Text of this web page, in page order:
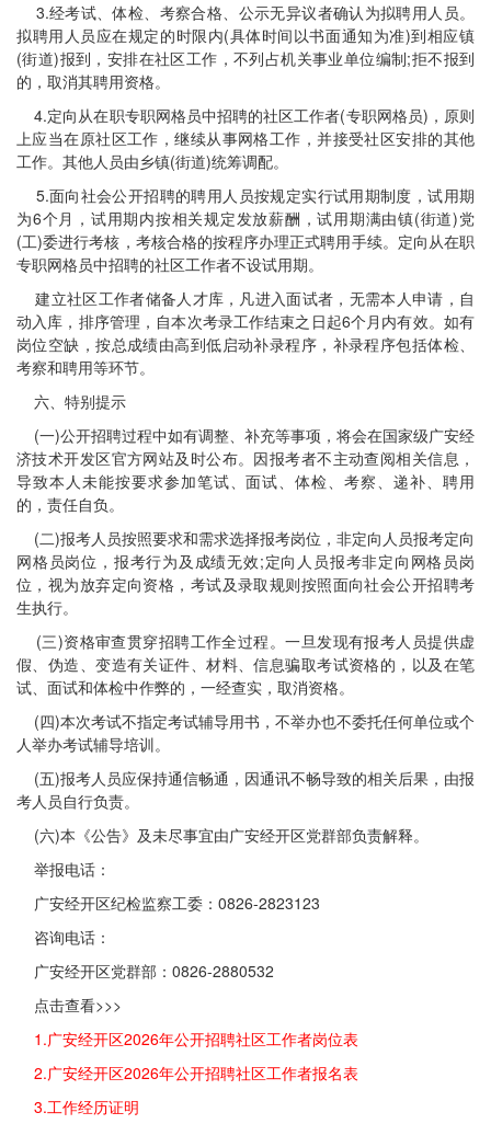
3.经考试、体检、考察合格、公示无异议者确认为拟聘用人员。
拟聘用人员应在规定的时限内(具体时间以书面通知为准)到相应镇
(街道)报到，安排在社区工作，不列占机关事业单位编制;拒不报到
的，取消其聘用资格。
4.定向从在职专职网格员中招聘的社区工作者(专职网格员)，原则
上应当在原社区工作，继续从事网格工作，并接受社区安排的其他
工作。其他人员由乡镇(街道)统筹调配。
5.面向社会公开招聘的聘用人员按规定实行试用期制度，试用期
为6个月，试用期内按相关规定发放薪酬，试用期满由镇(街道)党
(工)委进行考核，考核合格的按程序办理正式聘用手续。定向从在职
专职网格员中招聘的社区工作者不设试用期。
建立社区工作者储备人才库，凡进入面试者，无需本人申请，自
动入库，排序管理，自本次考录工作结束之日起6个月内有效。如有
岗位空缺，按总成绩由高到低启动补录程序，补录程序包括体检、
考察和聘用等环节。
六、特别提示
(一)公开招聘过程中如有调整、补充等事项，将会在国家级广安经
济技术开发区官方网站及时公布。因报考者不主动查阅相关信息，
导致本人未能按要求参加笔试、面试、体检、考察、递补、聘用
的，责任自负。
(二)报考人员按照要求和需求选择报考岗位，非定向人员报考定向
网格员岗位，报考行为及成绩无效;定向人员报考非定向网格员岗
位，视为放弃定向资格，考试及录取规则按照面向社会公开招聘考
生执行。
(三)资格审查贯穿招聘工作全过程。一旦发现有报考人员提供虚
假、伪造、变造有关证件、材料、信息骗取考试资格的，以及在笔
试、面试和体检中作弊的，一经查实，取消资格。
(四)本次考试不指定考试辅导用书，不举办也不委托任何单位或个
人举办考试辅导培训。
(五)报考人员应保持通信畅通，因通讯不畅导致的相关后果，由报
考人员自行负责。
(六)本《公告》及未尽事宜由广安经开区党群部负责解释。
举报电话：
广安经开区纪检监察工委：0826-2823123
咨询电话：
广安经开区党群部：0826-2880532
点击查看>>>
1.广安经开区2026年公开招聘社区工作者岗位表
2.广安经开区2026年公开招聘社区工作者报名表
3.工作经历证明